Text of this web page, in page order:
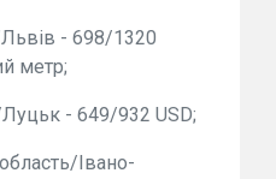
- 698/1320
метр;
- 649/932 USD;
Івано-